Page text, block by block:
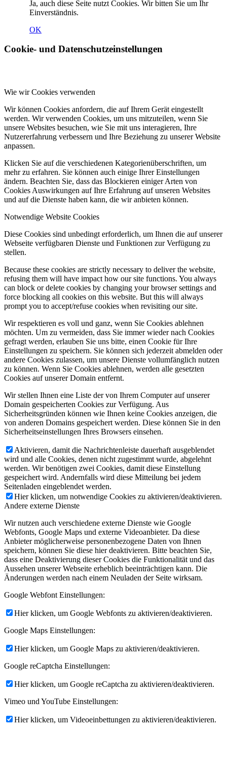
Ja, auch diese Seite nutzt Cookies. Wir bitten Sie um Ihr
Einverständnis.
OK
Cookie- und Datenschutzeinstellungen
Wie wir Cookies verwenden
Wir können Cookies anfordern, die auf Ihrem Gerät eingestellt
werden. Wir verwenden Cookies, um uns mitzuteilen, wenn Sie
unsere Websites besuchen, wie Sie mit uns interagieren, Ihre
Nutzererfahrung verbessern und Ihre Beziehung zu unserer Website
anpassen.
Klicken Sie auf die verschiedenen Kategorienüberschriften, um
mehr zu erfahren. Sie können auch einige Ihrer Einstellungen
ändern. Beachten Sie, dass das Blockieren einiger Arten von
Cookies Auswirkungen auf Ihre Erfahrung auf unseren Websites
und auf die Dienste haben kann, die wir anbieten können.
Notwendige Website Cookies
Diese Cookies sind unbedingt erforderlich, um Ihnen die auf unserer
Webseite verfügbaren Dienste und Funktionen zur Verfügung zu
stellen.
Because these cookies are strictly necessary to deliver the website,
refusing them will have impact how our site functions. You always
can block or delete cookies by changing your browser settings and
force blocking all cookies on this website. But this will always
prompt you to accept/refuse cookies when revisiting our site.
Wir respektieren es voll und ganz, wenn Sie Cookies ablehnen
möchten. Um zu vermeiden, dass Sie immer wieder nach Cookies
gefragt werden, erlauben Sie uns bitte, einen Cookie für Ihre
Einstellungen zu speichern. Sie können sich jederzeit abmelden oder
andere Cookies zulassen, um unsere Dienste vollumfänglich nutzen
zu können. Wenn Sie Cookies ablehnen, werden alle gesetzten
Cookies auf unserer Domain entfernt.
Wir stellen Ihnen eine Liste der von Ihrem Computer auf unserer
Domain gespeicherten Cookies zur Verfügung. Aus
Sicherheitsgründen können wie Ihnen keine Cookies anzeigen, die
von anderen Domains gespeichert werden. Diese können Sie in den
Sicherheitseinstellungen Ihres Browsers einsehen.
Aktivieren, damit die Nachrichtenleiste dauerhaft ausgeblendet
wird und alle Cookies, denen nicht zugestimmt wurde, abgelehnt
werden. Wir benötigen zwei Cookies, damit diese Einstellung
gespeichert wird. Andernfalls wird diese Mitteilung bei jedem
Seitenladen eingeblendet werden.
Hier klicken, um notwendige Cookies zu aktivieren/deaktivieren.
Andere externe Dienste
Wir nutzen auch verschiedene externe Dienste wie Google
Webfonts, Google Maps und externe Videoanbieter. Da diese
Anbieter möglicherweise personenbezogene Daten von Ihnen
speichern, können Sie diese hier deaktivieren. Bitte beachten Sie,
dass eine Deaktivierung dieser Cookies die Funktionalität und das
Aussehen unserer Webseite erheblich beeinträchtigen kann. Die
Änderungen werden nach einem Neuladen der Seite wirksam.
Google Webfont Einstellungen:
Hier klicken, um Google Webfonts zu aktivieren/deaktivieren.
Google Maps Einstellungen:
Hier klicken, um Google Maps zu aktivieren/deaktivieren.
Google reCaptcha Einstellungen:
Hier klicken, um Google reCaptcha zu aktivieren/deaktivieren.
Vimeo und YouTube Einstellungen:
Hier klicken, um Videoeinbettungen zu aktivieren/deaktivieren.